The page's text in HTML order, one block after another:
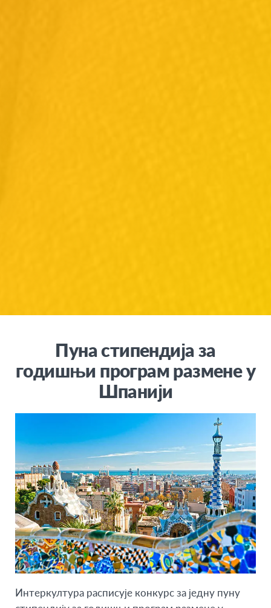
Пуна стипендија за
годишњи програм размене у
Шпанији
Интеркултура расписује конкурс за једну пуну